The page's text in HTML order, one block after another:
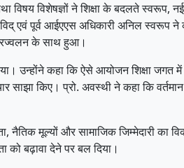
विशेषज्ञों ने शिक्षा के बदलते स्वरूप, नई
एवं पूर्व आईएएस अधिकारी अनिल स्वरूप ने
प्रज्वलन के साथ हुआ।
उन्होंने कहा कि ऐसे आयोजन शिक्षा जगत
साझा किए। प्रो. अवस्थी ने कहा कि
नैतिक मूल्यों और सामाजिक जिम्मेदारी का
को बढ़ावा देने पर बल दिया।